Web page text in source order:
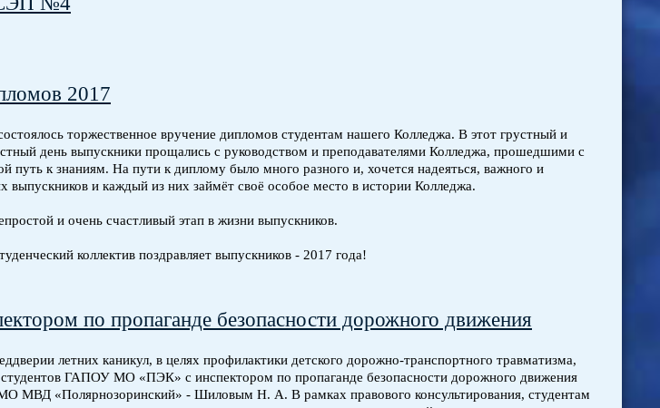
2017
торжественное вручение дипломов студентам нашего Колледжа. В этот грустный и
день выпускники прощались с руководством и преподавателями Колледжа, прошедшими с
путь к знаниям. На пути к диплому было много разного и, хочется надеяться, важного и
выпускников и каждый из них займёт своё особое место в истории Колледжа.
и очень счастливый этап в жизни выпускников.
коллектив поздравляет выпускников - 2017 года!
по пропаганде безопасности дорожного движения
летних каникул, в целях профилактики детского дорожно-транспортного травматизма,
студентов ГАПОУ МО «ПЭК» с инспектором по пропаганде безопасности дорожного движения
МВД «Полярнозоринский» - Шиловым Н. А. В рамках правового консультирования, студентам